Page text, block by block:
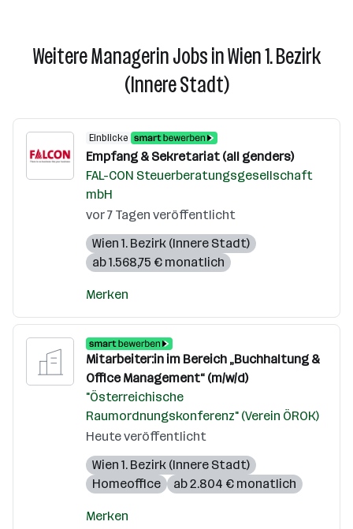
Weitere Managerin Jobs in Wien 1. Bezirk
(Innere Stadt)
Einblicke
Empfang & Sekretariat (all genders)
FAL-CON Steuerberatungsgesellschaft
mbH
vor 7 Tagen veröffentlicht
Wien 1. Bezirk (Innere Stadt)
ab 1.568,75 € monatlich
Merken
Mitarbeiter:in im Bereich „Buchhaltung &
Office Management“ (m/w/d)
"Österreichische
Raumordnungskonferenz" (Verein ÖROK)
Heute veröffentlicht
Wien 1. Bezirk (Innere Stadt)
Homeoffice
ab 2.804 € monatlich
Merken